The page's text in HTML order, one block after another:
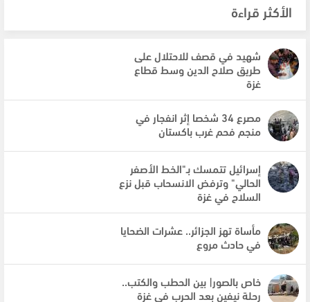
الأكثر قراءة
شهيد في قصف للاحتلال على
طريق صلاح الدين وسط قطاع
غزة
مصرع 34 شخصا إثر انفجار في
منجم فحم غرب باكستان
إسرائيل تتمسك بـ"الخط الأصفر
الحالي" وترفض الانسحاب قبل نزع
السلاح في غزة
مأساة تهز الجزائر.. عشرات الضحايا
في حادث مروع
خاص بالصور| بين الحطب والكتب..
رحلة نيفين بعد الحرب في غزة